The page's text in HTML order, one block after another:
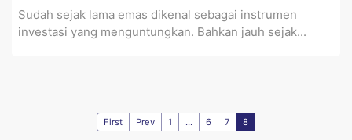
Sudah sejak lama emas dikenal sebagai instrumen
investasi yang menguntungkan. Bahkan jauh sejak...
First Prev 1 ... 6 7 8